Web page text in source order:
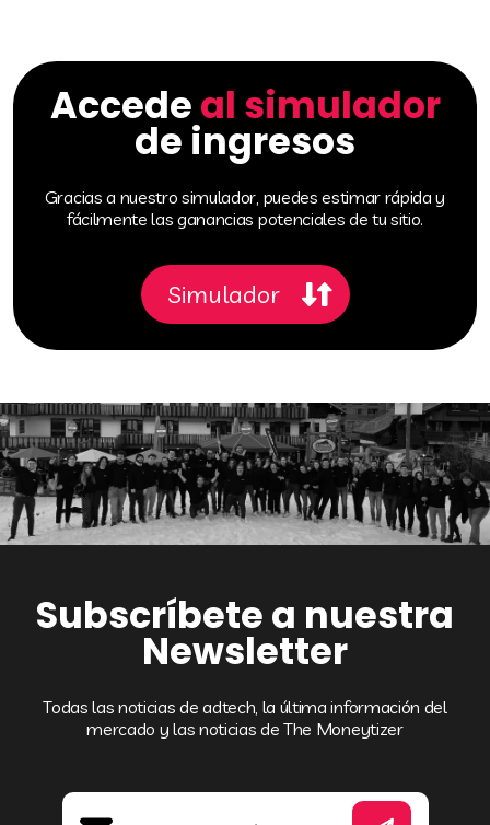
Accedeal simulador
de ingresos
Gracias a nuestro simulador, puedes estimar rápida y
fácilmente las ganancias potenciales de tu sitio.
Simulador
Subscríbete a nuestra
Newsletter
Todas las noticias de adtech, la última información del
mercado y las noticias de The Moneytizer